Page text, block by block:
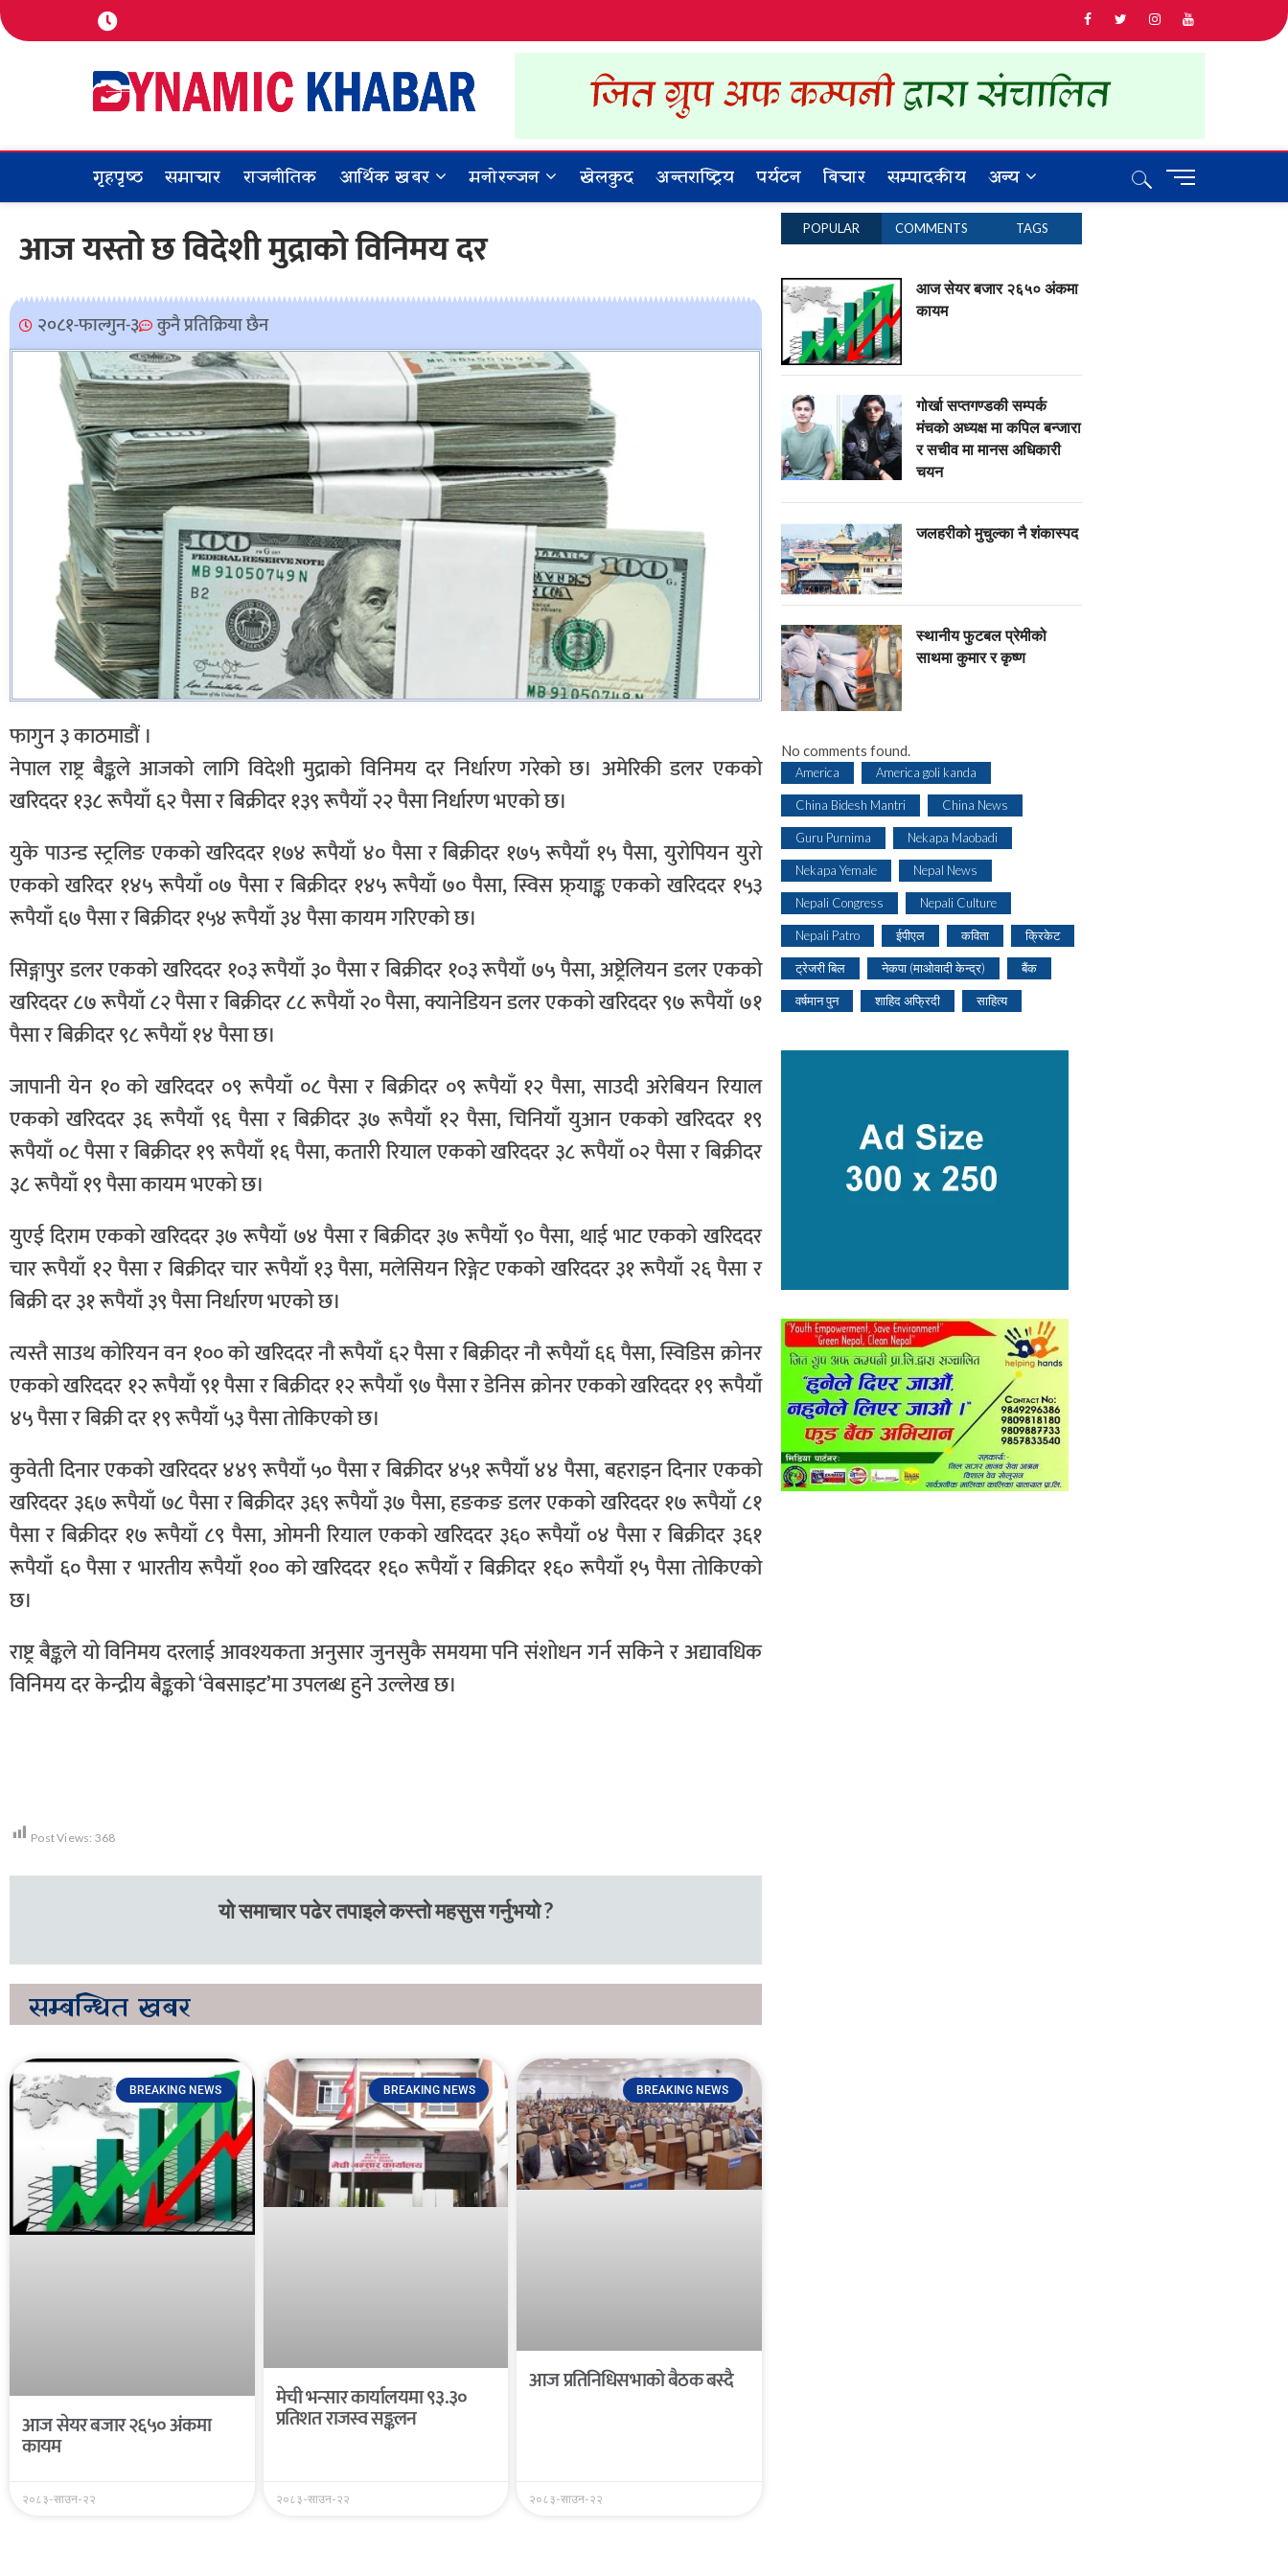
Dynamic Khabar
ALL NEWS IN NEPAL
गृहपृष्ठ समाचार राजनीतिक आर्थिक खबर मनोरन्जन खेलकुद अन्तराष्ट्रिय पर्यटन बिचार सम्पादकीय अन्य
M
आज यस्तो छ विदेशी मुद्राको विनिमय दर
२०८१-फाल्गुन-३ कुनै प्रतिक्रिया छैन
फागुन ३ काठमाडौं ।
नेपाल राष्ट्र बैङ्कले आजको लागि विदेशी मुद्राको विनिमय दर निर्धारण गरेको छ। अमेरिकी डलर एकको
खरिददर १३८ रूपैयाँ ६२ पैसा र बिक्रीदर १३९ रूपैयाँ २२ पैसा निर्धारण भएको छ।
युके पाउन्ड स्ट्रलिङ एकको खरिददर १७४ रूपैयाँ ४० पैसा र बिक्रीदर १७५ रूपैयाँ १५ पैसा, युरोपियन युरो
एकको खरिदर १४५ रूपैयाँ ०७ पैसा र बिक्रीदर १४५ रूपैयाँ ७० पैसा, स्विस फ्र्याङ्क एकको खरिददर १५३
रूपैयाँ ६७ पैसा र बिक्रीदर १५४ रूपैयाँ ३४ पैसा कायम गरिएको छ।
सिङ्गापुर डलर एकको खरिददर १०३ रूपैयाँ ३० पैसा र बिक्रीदर १०३ रूपैयाँ ७५ पैसा, अष्ट्रेलियन डलर एकको
खरिददर ८७ रूपैयाँ ८२ पैसा र बिक्रीदर ८८ रूपैयाँ २० पैसा, क्यानेडियन डलर एकको खरिददर ९७ रूपैयाँ ७१
पैसा र बिक्रीदर ९८ रूपैयाँ १४ पैसा छ।
जापानी येन १० को खरिददर ०९ रूपैयाँ ०८ पैसा र बिक्रीदर ०९ रूपैयाँ १२ पैसा, साउदी अरेबियन रियाल
एकको खरिददर ३६ रूपैयाँ ९६ पैसा र बिक्रीदर ३७ रूपैयाँ १२ पैसा, चिनियाँ युआन एकको खरिददर १९
रूपैयाँ ०८ पैसा र बिक्रीदर १९ रूपैयाँ १६ पैसा, कतारी रियाल एकको खरिददर ३८ रूपैयाँ ०२ पैसा र बिक्रीदर
३८ रूपैयाँ १९ पैसा कायम भएको छ।
युएई दिराम एकको खरिददर ३७ रूपैयाँ ७४ पैसा र बिक्रीदर ३७ रूपैयाँ ९० पैसा, थाई भाट एकको खरिददर
चार रूपैयाँ १२ पैसा र बिक्रीदर चार रूपैयाँ १३ पैसा, मलेसियन रिङ्गेट एकको खरिददर ३१ रूपैयाँ २६ पैसा र
बिक्री दर ३१ रूपैयाँ ३९ पैसा निर्धारण भएको छ।
त्यस्तै साउथ कोरियन वन १०० को खरिददर नौ रूपैयाँ ६२ पैसा र बिक्रीदर नौ रूपैयाँ ६६ पैसा, स्विडिस क्रोनर
एकको खरिददर १२ रूपैयाँ ९१ पैसा र बिक्रीदर १२ रूपैयाँ ९७ पैसा र डेनिस क्रोनर एकको खरिददर १९ रूपैयाँ
४५ पैसा र बिक्री दर १९ रूपैयाँ ५३ पैसा तोकिएको छ।
कुवेती दिनार एकको खरिददर ४४९ रूपैयाँ ५० पैसा र बिक्रीदर ४५१ रूपैयाँ ४४ पैसा, बहराइन दिनार एकको
खरिददर ३६७ रूपैयाँ ७८ पैसा र बिक्रीदर ३६९ रूपैयाँ ३७ पैसा, हङकङ डलर एकको खरिददर १७ रूपैयाँ ८१
पैसा र बिक्रीदर १७ रूपैयाँ ८९ पैसा, ओमनी रियाल एकको खरिददर ३६० रूपैयाँ ०४ पैसा र बिक्रीदर ३६१
रूपैयाँ ६० पैसा र भारतीय रूपैयाँ १०० को खरिददर १६० रूपैयाँ र बिक्रीदर १६० रूपैयाँ १५ पैसा तोकिएको
छ।
राष्ट्र बैङ्कले यो विनिमय दरलाई आवश्यकता अनुसार जुनसुकै समयमा पनि संशोधन गर्न सकिने र अद्यावधिक
विनिमय दर केन्द्रीय बैङ्कको ‘वेबसाइट’मा उपलब्ध हुने उल्लेख छ।
Post Views: 368
यो समाचार पढेर तपाइले कस्तो महसुस गर्नुभयो ?
सम्बन्धित खबर
BREAKING NEWS
आज सेयर बजार २६५० अंकमा
कायम
२०८३-साउन-२२
BREAKING NEWS
मेची भन्सार कार्यालयमा ९३.३०
प्रतिशत राजस्व सङ्कलन
२०८३-साउन-२२
BREAKING NEWS
आज प्रतिनिधिसभाको बैठक बस्दै
२०८३-साउन-२२
POPULAR COMMENTS TAGS
आज सेयर बजार २६५० अंकमा
कायम
गोर्खा सप्तगण्डकी सम्पर्क
मंचको अध्यक्ष मा कपिल बन्जारा
र सचीव मा मानस अधिकारी
चयन
जलहरीको मुचुल्का नै शंंकास्पद
स्थानीय फुटबल प्रेमीको
साथमा कुमार र कृष्ण
No comments found.
America America goli kanda
China Bidesh Mantri China News
Guru Purnima Nekapa Maobadi
Nekapa Yemale Nepal News
Nepali Congress Nepali Culture
Nepali Patro ईपीएल कविता क्रिकेट
ट्रेजरी बिल नेकपा (माओवादी केन्द्र) बैंक
वर्षमान पुन शाहिद अफ्रिदी साहित्य